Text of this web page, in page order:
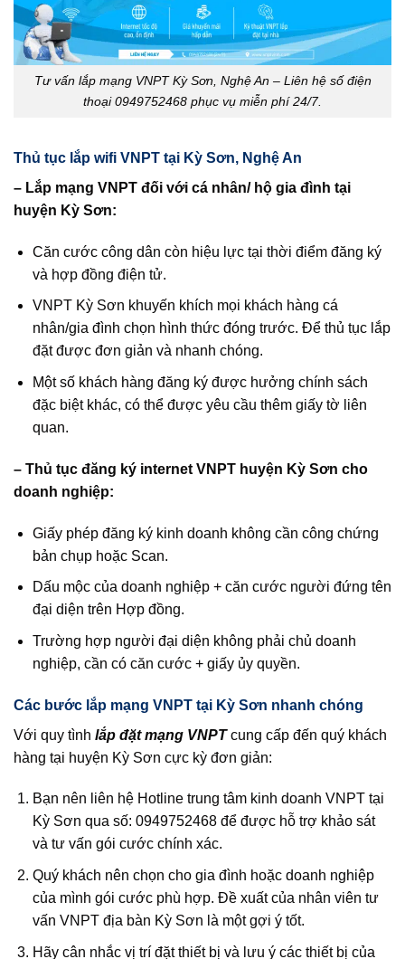
Tư vấn lắp mạng VNPT Kỳ Sơn, Nghệ An – Liên hệ số điện
thoại 0949752468 phục vụ miễn phí 24/7.
Thủ tục lắp wifi VNPT tại Kỳ Sơn, Nghệ An
– Lắp mạng VNPT đối với cá nhân/ hộ gia đình tại
huyện Kỳ Sơn:
Căn cước công dân còn hiệu lực tại thời điểm đăng ký
và hợp đồng điện tử.
VNPT Kỳ Sơn khuyến khích mọi khách hàng cá
nhân/gia đình chọn hình thức đóng trước. Để thủ tục lắp
đặt được đơn giản và nhanh chóng.
Một số khách hàng đăng ký được hưởng chính sách
đặc biệt khác, có thể được yêu cầu thêm giấy tờ liên
quan.
– Thủ tục đăng ký internet VNPT huyện Kỳ Sơn cho
doanh nghiệp:
Giấy phép đăng ký kinh doanh không cần công chứng
bản chụp hoặc Scan.
Dấu mộc của doanh nghiệp + căn cước người đứng tên
đại diện trên Hợp đồng.
Trường hợp người đại diện không phải chủ doanh
nghiệp, cần có căn cước + giấy ủy quyền.
Các bước lắp mạng VNPT tại Kỳ Sơn nhanh chóng
Với quy tình lắp đặt mạng VNPTcung cấp đến quý khách
hàng tại huyện Kỳ Sơn cực kỳ đơn giản:
Bạn nên liên hệ Hotline trung tâm kinh doanh VNPT tại
Kỳ Sơn qua số: 0949752468 để được hỗ trợ khảo sát
và tư vấn gói cước chính xác.
Quý khách nên chọn cho gia đình hoặc doanh nghiệp
của mình gói cước phù hợp. Đề xuất của nhân viên tư
vấn VNPT địa bàn Kỳ Sơn là một gợi ý tốt.
Hãy cân nhắc vị trí đặt thiết bị và lưu ý các thiết bị của